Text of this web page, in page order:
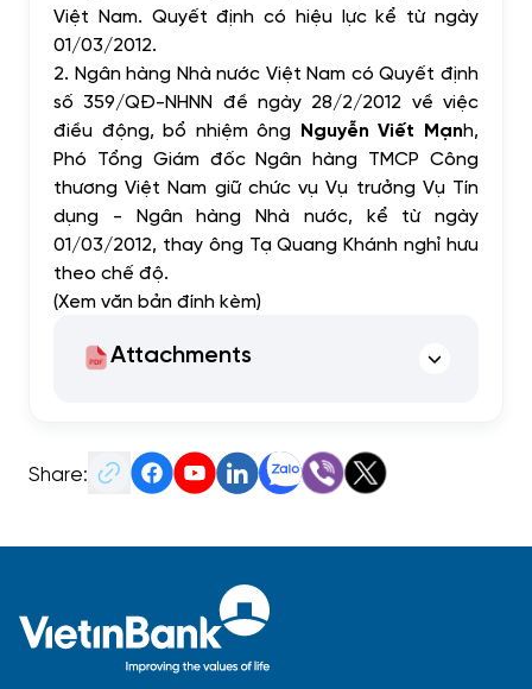
Việt Nam. Quyết định có hiệu lực kể từ ngày
01/03/2012.
2. Ngân hàng Nhà nước Việt Nam có Quyết định
số 359/QĐ-NHNN đề ngày 28/2/2012 về việc
điều động, bổ nhiệm ông Nguyễn Viết Mạnh,
Phó Tổng Giám đốc Ngân hàng TMCP Công
thương Việt Nam giữ chức vụ Vụ trưởng Vụ Tín
dụng - Ngân hàng Nhà nước, kể từ ngày
01/03/2012, thay ông Tạ Quang Khánh nghỉ hưu
theo chế độ.
(Xem văn bản đính kèm)
Attachments
Share: